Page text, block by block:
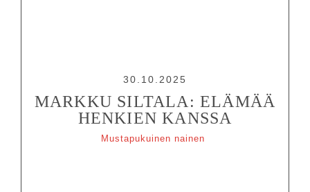
30.10.2025
MARKKU SILTALA: ELÄMÄÄ
HENKIEN KANSSA
Mustapukuinen nainen